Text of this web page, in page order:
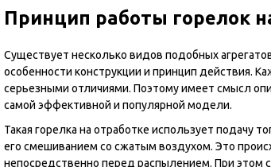
Принцип работы горелок
Существует несколько видов подобных
особенности конструкции и принцип действия.
серьезными отличиями. Поэтому имеет смысл
самой эффективной и популярной модели.
Такая горелка на отработке использует подачу
его смешиванием со сжатым воздухом. Это
непосредственно перед распылением. При этом